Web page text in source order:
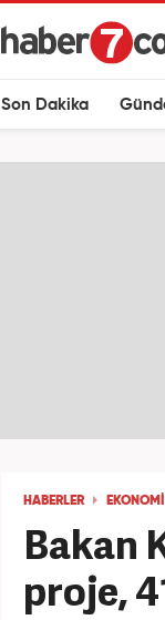
Son Dakika
HABERLER EKONOMİ
Bakan
proje,